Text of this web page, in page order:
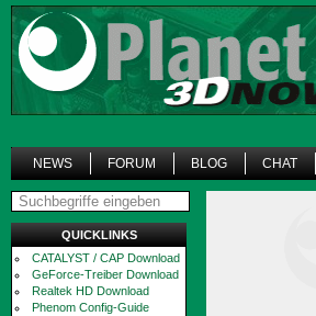
NEWS FORUM BLOG CHAT
QUICKLINKS
CATALYST / CAP Download
GeForce-Treiber Download
Realtek HD Download
Phenom Config-Guide